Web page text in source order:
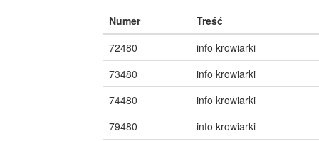
Numer
Treść
72480
info krowiarki
73480
info krowiarki
74480
info krowiarki
79480
info krowiarki